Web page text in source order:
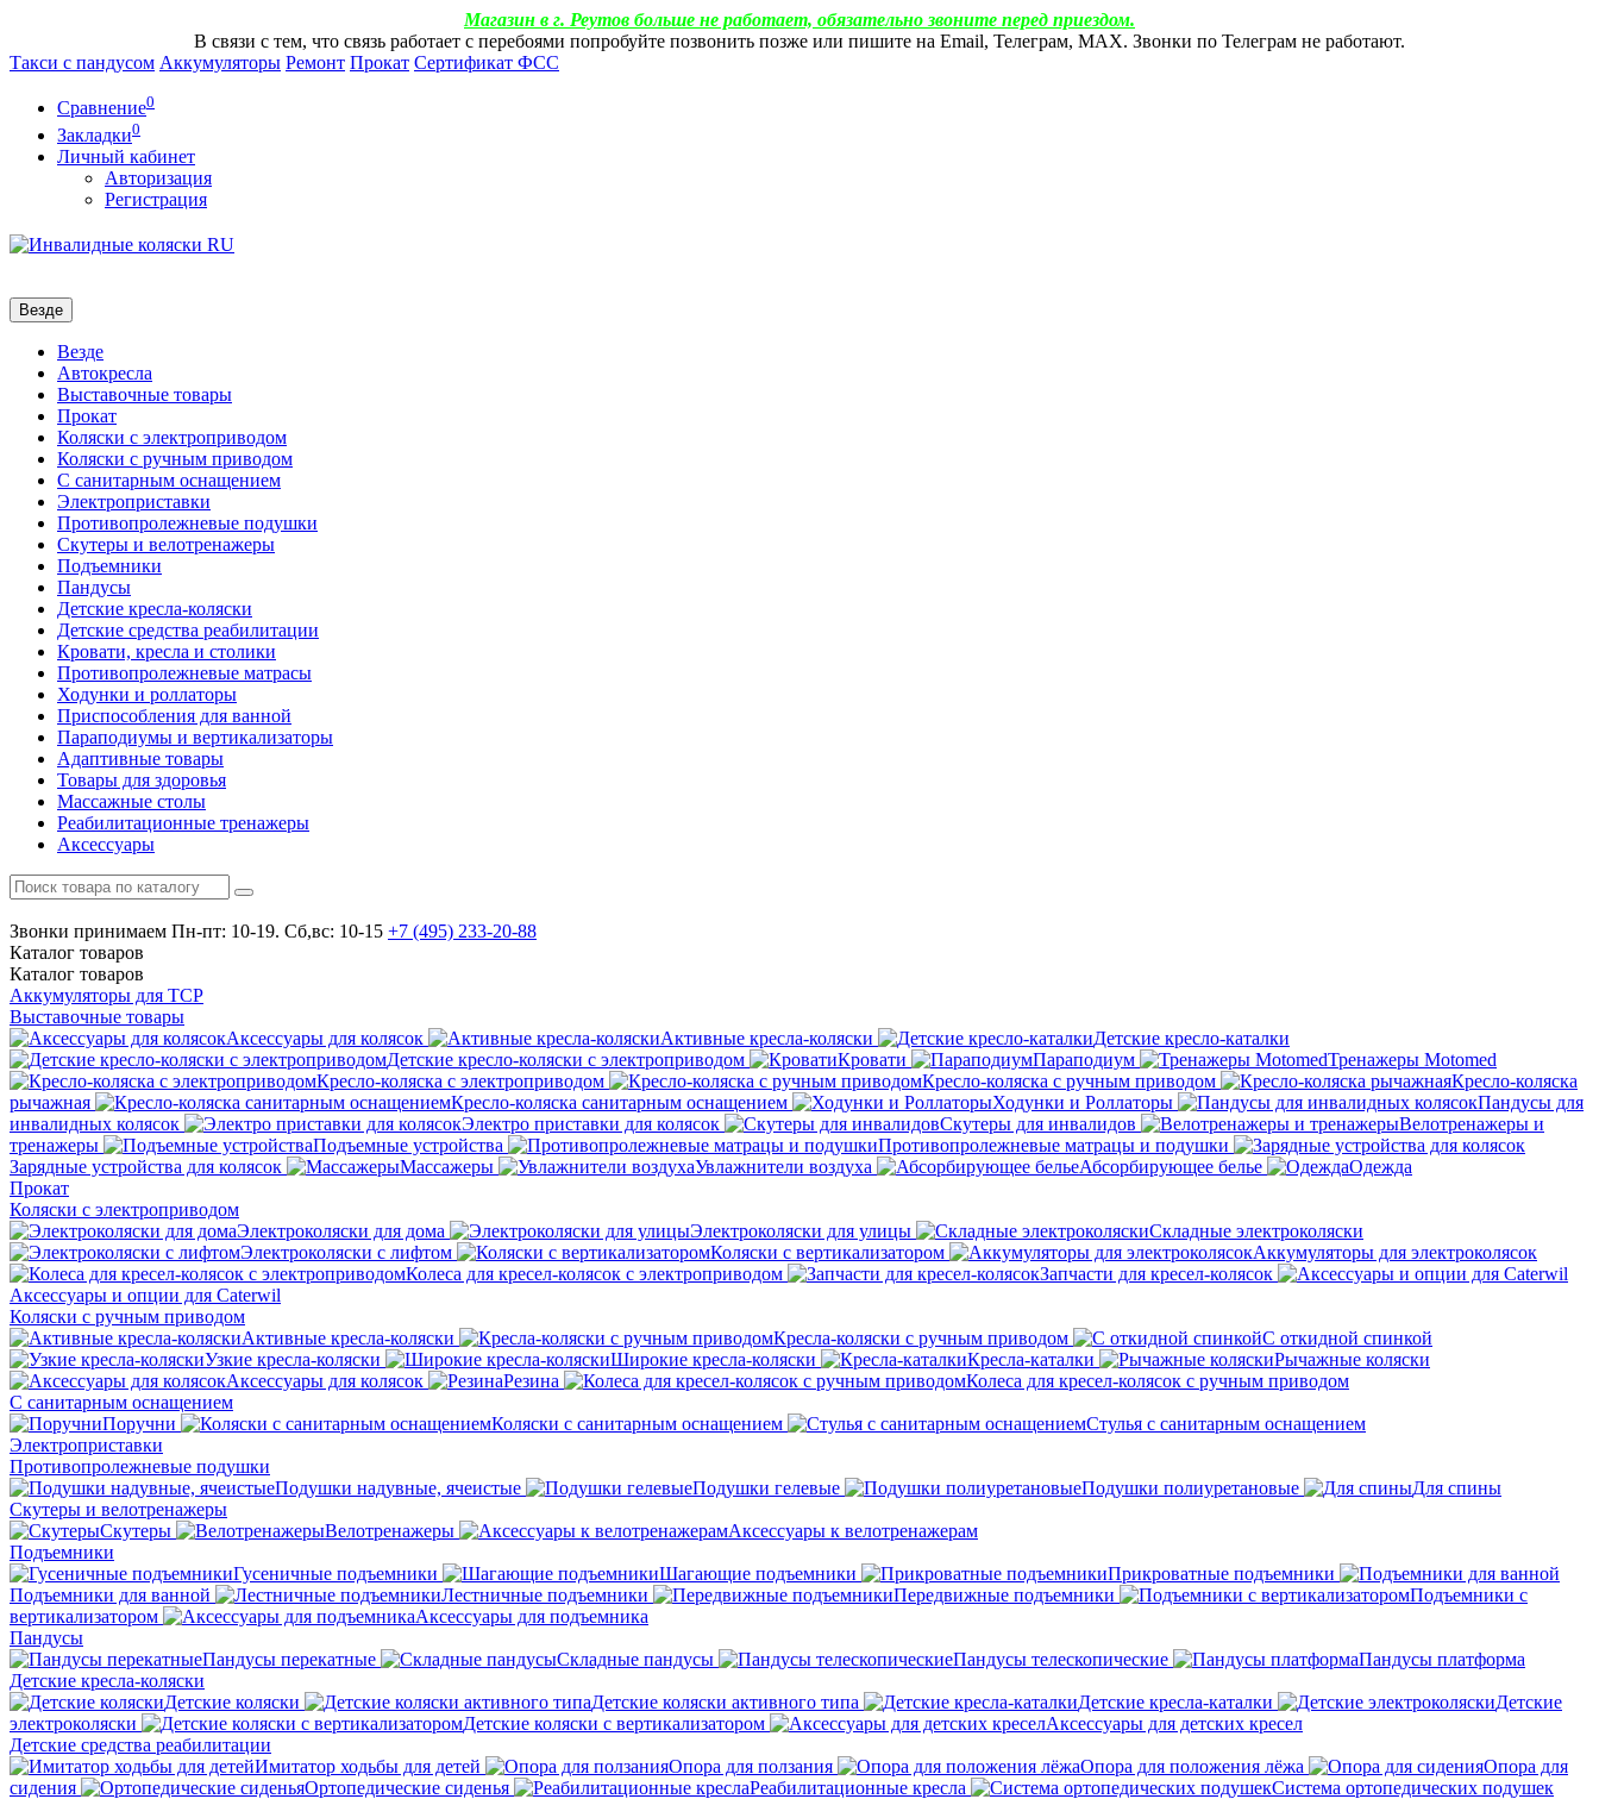
Магазин в г. Реутов больше не работает, обязательно звоните перед приездом.
В связи с тем, что связь работает с перебоями попробуйте позвонить позже или пишите на Email, Телеграм, МАХ. Звонки по Телеграм не работают.
Такси с пандусом Аккумуляторы Ремонт Прокат Сертификат ФСС
Сравнение0
Закладки0
Личный кабинет
Авторизация
Регистрация
Везде
Везде
Автокресла
Выставочные товары
Прокат
Коляски с электроприводом
Коляски с ручным приводом
С санитарным оснащением
Электроприставки
Противопролежневые подушки
Скутеры и велотренажеры
Подъемники
Пандусы
Детские кресла-коляски
Детские средства реабилитации
Кровати, кресла и столики
Противопролежневые матрасы
Ходунки и роллаторы
Приспособления для ванной
Параподиумы и вертикализаторы
Адаптивные товары
Товары для здоровья
Массажные столы
Реабилитационные тренажеры
Аксессуары
Звонки принимаем Пн-пт: 10-19. Сб,вс: 10-15 +7 (495) 233-20-88
Каталог товаров
Каталог товаров
Аккумуляторы для ТСР
Выставочные товары
Аксессуары для колясок
Активные кресла-коляски
Детские кресло-каталки
Детские кресло-коляски с электроприводом
Кровати Параподиум
Тренажеры Motomed
Кресло-коляска с электроприводом
Кресло-коляска с ручным приводом
Кресло-коляска
рычажная
Кресло-коляска санитарным оснащением Ходунки и Роллаторы
Пандусы для
инвалидных колясок
Электро приставки для колясок Скутеры для инвалидов
Велотренажеры и
тренажеры
Подъемные устройства
Противопролежневые матрацы и подушки
Зарядные устройства для колясок
Массажеры Увлажнители воздуха Абсорбирующее белье
Одежда
Прокат
Коляски с электроприводом
Электроколяски для дома
Электроколяски для улицы
Складные электроколяски
Электроколяски с лифтом
Коляски с вертикализатором
Аккумуляторы для электроколясок
Колеса для кресел-колясок с электроприводом
Запчасти для кресел-колясок
Аксессуары и опции для Caterwil
Коляски с ручным приводом
Активные кресла-коляски
Кресла-коляски с ручным приводом
С откидной спинкой
Узкие кресла-коляски
Широкие кресла-коляски Кресла-каталки
Рычажные коляски
Аксессуары для колясок
Резина
Колеса для кресел-колясок с ручным приводом
С санитарным оснащением
Поручни
Коляски с санитарным оснащением
Стулья с санитарным оснащением
Электроприставки
Противопролежневые подушки
Подушки надувные, ячеистые
Подушки гелевые Подушки полиуретановые
Для спины
Скутеры и велотренажеры
Скутеры
Велотренажеры
Аксессуары к велотренажерам
Подъемники
Гусеничные подъемники
Шагающие подъемники
Прикроватные подъемники
Подъемники для ванной
Лестничные подъемники Передвижные подъемники
Подъемники с
вертикализатором
Аксессуары для подъемника
Пандусы
Пандусы перекатные
Складные пандусы Пандусы телескопические
Пандусы платформа
Детские кресла-коляски
Детские коляски
Детские коляски активного типа Детские кресла-каталки
Детские
электроколяски
Детские коляски с вертикализатором
Аксессуары для детских кресел
Детские средства реабилитации
Имитатор ходьбы для детей
Опора для ползания Опора для положения лёжа
Опора для
сидения
Ортопедические сиденья Реабилитационные кресла Система ортопедических подушек